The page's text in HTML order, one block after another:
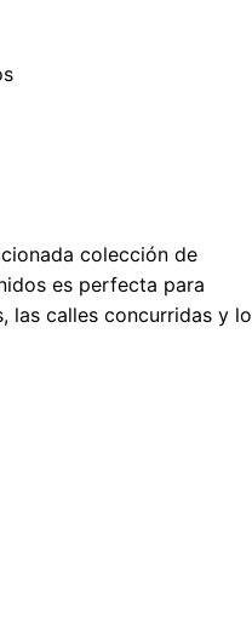
colección de
es perfecta para
las calles concurridas y